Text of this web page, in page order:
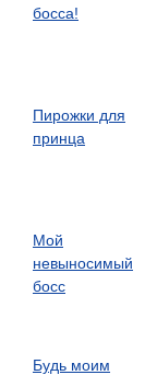
босса!
Пирожки для
принца
Мой
невыносимый
босс
Будь моим